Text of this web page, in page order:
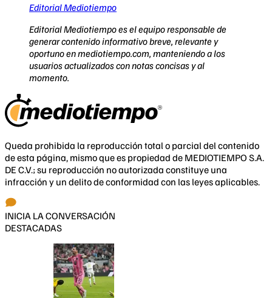
Editorial Mediotiempo
Editorial Mediotiempo es el equipo responsable de
generar contenido informativo breve, relevante y
oportuno en mediotiempo.com, manteniendo a los
usuarios actualizados con notas concisas y al
momento.
Queda prohibida la reproducción total o parcial del contenido
de esta página, mismo que es propiedad de MEDIOTIEMPO S.A.
DE C.V.; su reproducción no autorizada constituye una
infracción y un delito de conformidad con las leyes aplicables.
INICIA LA CONVERSACIÓN
DESTACADAS